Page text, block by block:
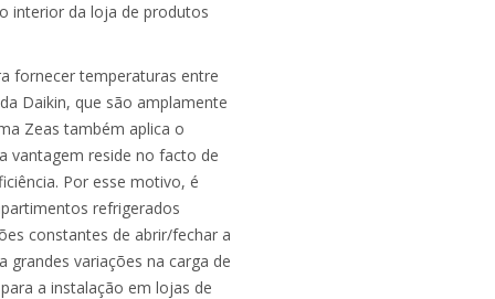
interior da loja de produtos
fornecer temperaturas entre
Daikin, que são amplamente
Zeas também aplica o
vantagem reside no facto de
Por esse motivo, é
refrigerados
constantes de abrir/fechar a
variações na carga de
a instalação em lojas de